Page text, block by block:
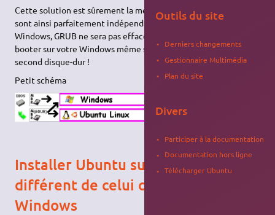
Cette solution est sûrement la meilleure car les deux systèmes
sont ainsi parfaitement indépendants : si vous devez réinstaller
Windows, GRUB ne sera pas effacée. De plus, vous pouvez
booter sur votre Windows même si vous avez enlevé votre
second disque-dur !
Petit schéma
Installer Ubuntu sur un disque dur
différent de celui contenant
Windows
Outils du site
Derniers changements
Gestionnaire Multimédia
Plan du site
Divers
Participer à la documentation
Documentation hors ligne
Télécharger Ubuntu